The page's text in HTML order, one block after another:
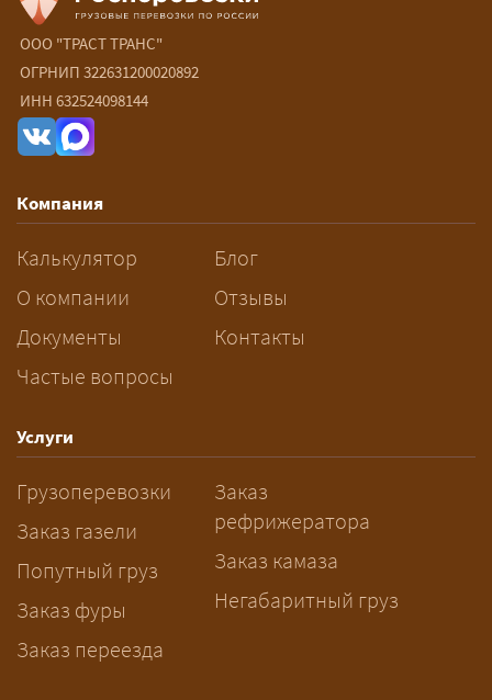
Сколько стоит перевозка
негабарита?
— От 60 ₽/км. Точная стоимость
рассчитывается индивидуально:
влияют габариты и вес груза,
разрешений и машин
сопровождения.
За сколько дней заказывать
перевозку негабарита?
— Заранее: только оформление
рабочих дней. Оставьте заявку
заблаговременно — логист
рассчитает маршрут и запустит
подготовку документов.
ООО "ТРАСТ ТРАНС"
ОГРНИП 322631200020892
ИНН 632524098144
Компания
Калькулятор
О компании
Документы
Частые вопросы
Блог
Отзывы
Контакты
Услуги
Грузоперевозки
Заказ газели
Попутный груз
Заказ фуры
Заказ переезда
Заказ
рефрижератора
Заказ камаза
Негабаритный груз